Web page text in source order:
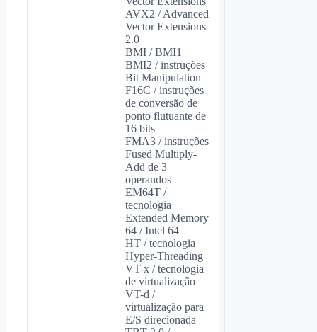
AVX2 / Advanced
Vector Extensions
2.0
BMI / BMI1 +
BMI2 / instruções
Bit Manipulation
F16C / instruções
de conversão de
ponto flutuante de
16 bits
FMA3 / instruções
Fused Multiply-
Add de 3
operandos
EM64T /
tecnologia
Extended Memory
64 / Intel 64
HT / tecnologia
Hyper-Threading
VT-x / tecnologia
de virtualização
VT-d /
virtualização para
E/S direcionada